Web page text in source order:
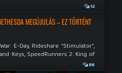
12
MEGÚJULÁS – EZ TÖRTÉNT
E-Day, Rideshare "Stimulator",
Keys, SpeedRunners 2: King of
86